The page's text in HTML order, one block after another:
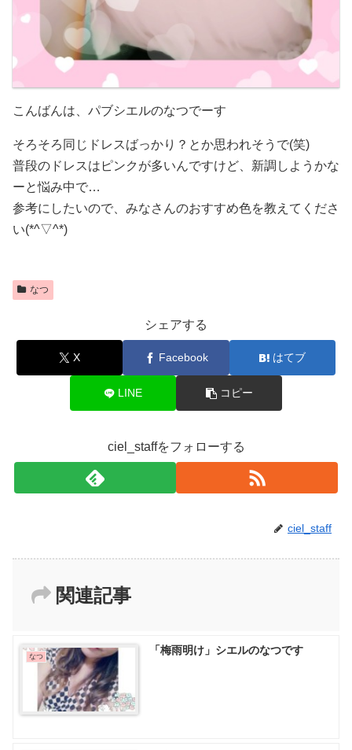
こんばんは、パブシエルのなつでーす
そろそろ同じドレスばっかり？とか思われそうで(笑)
普段のドレスはピンクが多いんですけど、新調しようかな
ーと悩み中で…
参考にしたいので、みなさんのおすすめ色を教えてくださ
い(*^▽^*)
なつ
シェアする
X Facebook はてブ
LINE コピー
ciel_staffをフォローする
ciel_staff
関連記事
なつ 「梅雨明け」シエルのなつです